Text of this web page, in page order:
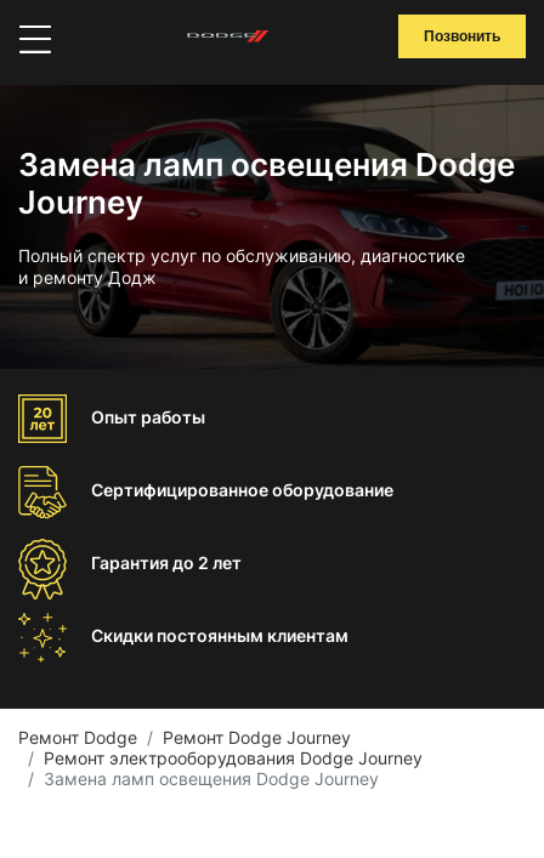
Позвонить
Замена ламп освещения Dodge
Journey
Полный спектр услуг по обслуживанию, диагностике
и ремонту Додж
Опыт работы
Сертифицированноеоборудование
Гарантиядо 2 лет
Скидки постоянным клиентам
Ремонт Dodge
Ремонт Dodge Journey
Ремонт электрооборудования Dodge Journey
Замена ламп освещения Dodge Journey